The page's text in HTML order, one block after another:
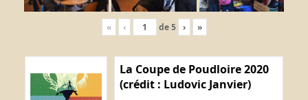
« ‹ de5 › »
La Coupe de Poudloire 2020
(crédit : Ludovic Janvier)